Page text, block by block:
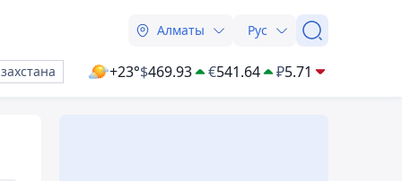
Алматы Рус
+23°$469.93 €541.64 ₽5.71